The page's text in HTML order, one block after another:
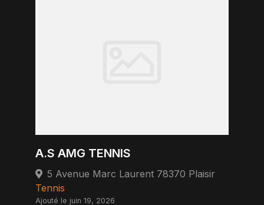
A.S AMG TENNIS
5 Avenue Marc Laurent 78370 Plaisir
Tennis
Ajouté le juin 19, 2026